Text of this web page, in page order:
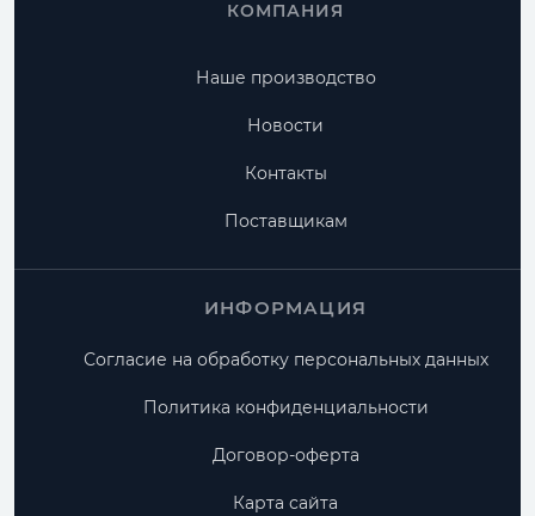
КОМПАНИЯ
Наше производство
Новости
Контакты
Поставщикам
ИНФОРМАЦИЯ
Согласие на обработку персональных данных
Политика конфиденциальности
Договор-оферта
Карта сайта